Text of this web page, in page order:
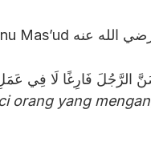
orang yang